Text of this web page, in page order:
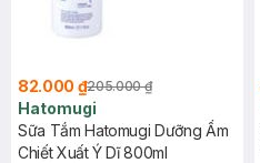
82.000 ₫205.000 ₫
Hatomugi
Sữa Tắm Hatomugi Dưỡng Ẩm
Chiết Xuất Ý Dĩ 800ml